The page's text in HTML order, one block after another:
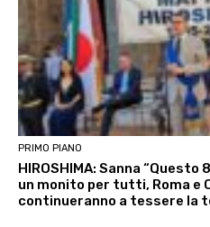
PRIMO PIANO
HIROSHIMA: Sanna
un monito per tutti, Roma
continueranno a tessere la